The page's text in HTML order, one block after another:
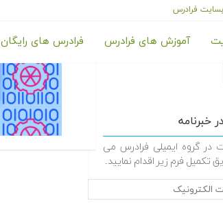
فرادرس
آموزش های فرادرس فرادرس های رایگان
خبرنامه
در گروه ایمیلی فرادرس می
تکمیل فرم زیر اقدام نمایید.